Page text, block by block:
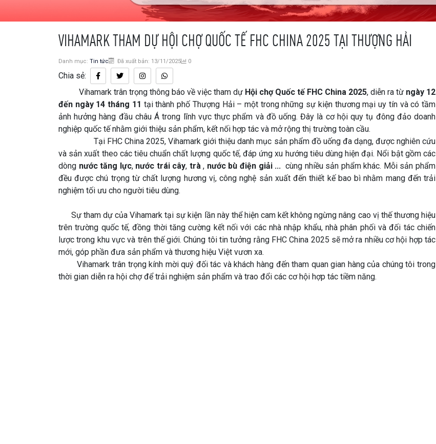
VIHAMARK THAM DỰ HỘI CHỢ QUỐC TẾ FHC CHINA 2025 TẠI THƯỢNG HẢI
Danh mục: Tin tức Đã xuất bản: 13/11/2025 0
Chia sẻ:
Vihamark trân trọng thông báo về việc tham dự Hội chợ Quốc tế FHC China 2025, diễn ra từ ngày 12
đến ngày 14 tháng 11 tại thành phố Thượng Hải – một trong những sự kiện thương mại uy tín và có tầm
ảnh hưởng hàng đầu châu Á trong lĩnh vực thực phẩm và đồ uống. Đây là cơ hội quy tụ đông đảo doanh
nghiệp quốc tế nhằm giới thiệu sản phẩm, kết nối hợp tác và mở rộng thị trường toàn cầu.
Tại FHC China 2025, Vihamark giới thiệu danh mục sản phẩm đồ uống đa dạng, được nghiên cứu
và sản xuất theo các tiêu chuẩn chất lượng quốc tế, đáp ứng xu hướng tiêu dùng hiện đại. Nổi bật gồm các
dòng nước tăng lực, nước trái cây, trà, nước bù điện giải ... cùng nhiều sản phẩm khác. Mỗi sản phẩm
đều được chú trọng từ chất lượng hương vị, công nghệ sản xuất đến thiết kế bao bì nhằm mang đến trải
nghiệm tối ưu cho người tiêu dùng.
Sự tham dự của Vihamark tại sự kiện lần này thể hiện cam kết không ngừng nâng cao vị thế thương hiệu
trên trường quốc tế, đồng thời tăng cường kết nối với các nhà nhập khẩu, nhà phân phối và đối tác chiến
lược trong khu vực và trên thế giới. Chúng tôi tin tưởng rằng FHC China 2025 sẽ mở ra nhiều cơ hội hợp tác
mới, góp phần đưa sản phẩm và thương hiệu Việt vươn xa.
Vihamark trân trọng kính mời quý đối tác và khách hàng đến tham quan gian hàng của chúng tôi trong
thời gian diễn ra hội chợ để trải nghiệm sản phẩm và trao đổi các cơ hội hợp tác tiềm năng.